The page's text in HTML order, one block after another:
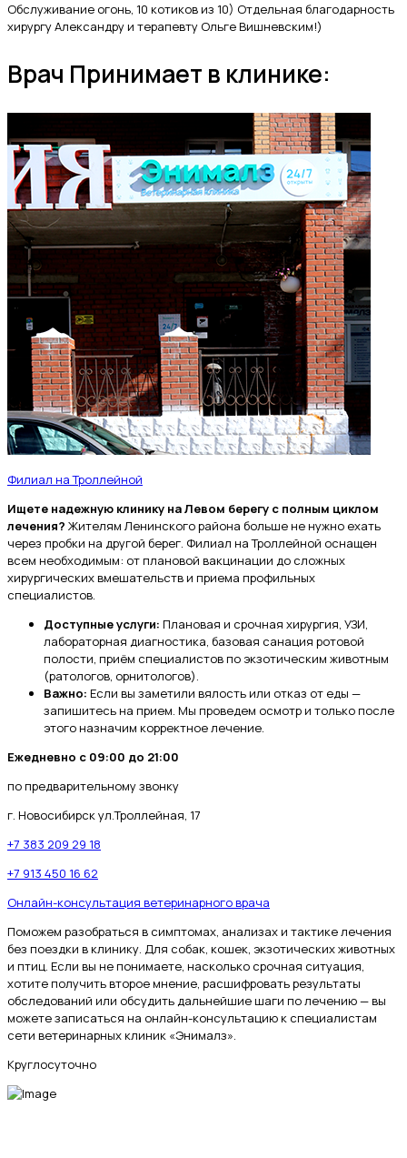
Обслуживание огонь, 10 котиков из 10) Отдельная благодарность
хирургу Александру и терапевту Ольге Вишневским!)
Врач Принимает в клинике:
Филиал на Троллейной
Ищете надежную клинику на Левом берегу с полным циклом
лечения? Жителям Ленинского района больше не нужно ехать
через пробки на другой берег. Филиал на Троллейной оснащен
всем необходимым: от плановой вакцинации до сложных
хирургических вмешательств и приема профильных
специалистов.
Доступные услуги: Плановая и срочная хирургия, УЗИ,
лабораторная диагностика, базовая санация ротовой
полости, приём специалистов по экзотическим животным
(ратологов, орнитологов).
Важно: Если вы заметили вялость или отказ от еды —
запишитесь на прием. Мы проведем осмотр и только после
этого назначим корректное лечение.
Ежедневно с 09:00 до 21:00
по предварительному звонку
г. Новосибирск ул.Троллейная, 17
+7 383 209 29 18
+7 913 450 16 62
Онлайн-консультация ветеринарного врача
Поможем разобраться в симптомах, анализах и тактике лечения
без поездки в клинику. Для собак, кошек, экзотических животных
и птиц. Если вы не понимаете, насколько срочная ситуация,
хотите получить второе мнение, расшифровать результаты
обследований или обсудить дальнейшие шаги по лечению — вы
можете записаться на онлайн-консультацию к специалистам
сети ветеринарных клиник «Энималз».
Круглосуточно